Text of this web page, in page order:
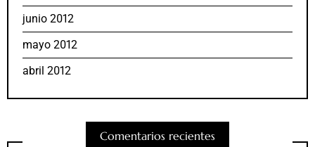
junio 2012
mayo 2012
abril 2012
Comentarios recientes